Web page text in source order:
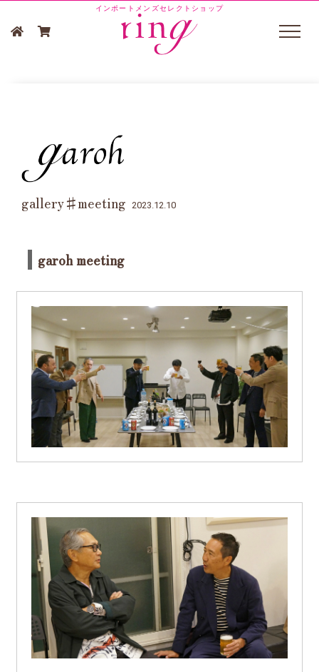
インポートメンズセレクトショップ
gallery♯meeting 2023.12.10
garoh meeting